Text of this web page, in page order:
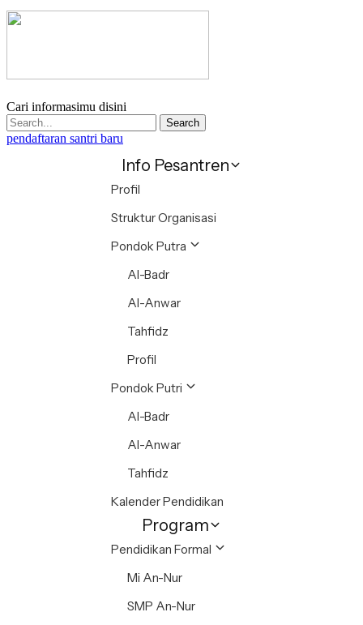
Cari informasimu disini
Search
pendaftaran santri baru
Info Pesantren
Profil
Struktur Organisasi
Pondok Putra
Al-Badr
Al-Anwar
Tahfidz
Profil
Pondok Putri
Al-Badr
Al-Anwar
Tahfidz
Kalender Pendidikan
Program
Pendidikan Formal
Mi An-Nur
SMP An-Nur